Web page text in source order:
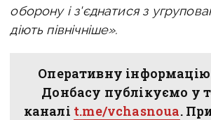
оборону і з'єднатися з
діють північніше».
Оперативну інформацію
Донбасу публікуємо у
каналі t.me/vchasnoua.